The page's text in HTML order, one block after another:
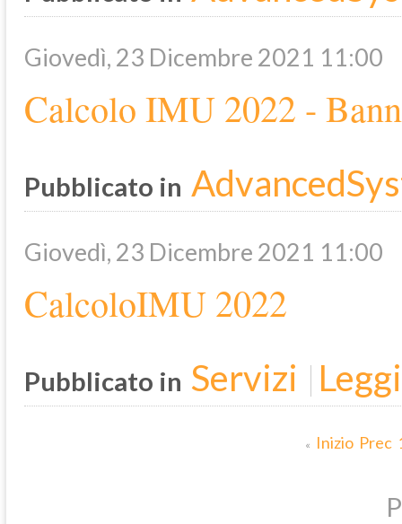
Giovedì, 23 Dicembre 2021 11:00
Calcolo IMU 2022 -
Pubblicato in
Giovedì, 23 Dicembre 2021 11:00
CalcoloIMU 2022
Pubblicato in Servizi
« Inizio Prec